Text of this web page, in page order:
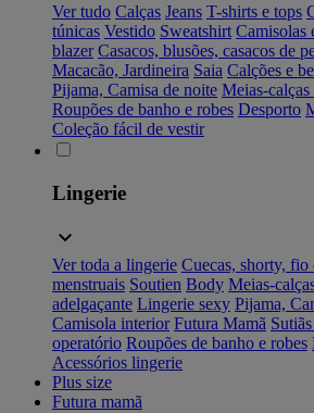
Ver tudo Calças Jeans T-shirts e tops
túnicas Vestido Sweatshirt Camisolas
blazer Casacos, blusões, casacos de
Macacão, Jardineira Saia Calções e
Pijama, Camisa de noite Meias-calças
Roupões de banho e robes Desporto
Coleção fácil de vestir
Lingerie
Ver toda a lingerie Cuecas, shorty, fio
menstruais Soutien Body Meias-
adelgaçante Lingerie sexy Pijama,
Camisola interior Futura Mamã
operatório Roupões de banho e robes
Acessórios lingerie
Plus size
Futura mamã